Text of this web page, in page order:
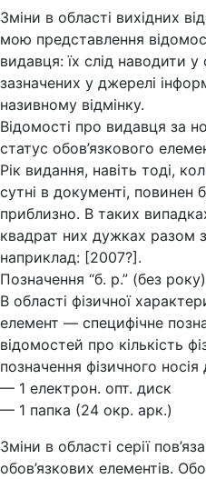
Зміни в області вихідних
мою представлення
видавця: їх слід наводити у
зазначених у джерелі
називному відмінку.
Відомості про видавця за
статус обов’язкового
Рік видання, навіть тоді,
сутні в документі, повинен
приблизно. В таких
квадрат них дужках разом
наприклад: [2007?].
Позначення “б. р.” (без
В області фізичної
елемент — специфічне
відомостей про кількість
позначення фізичного
— 1 електрон. опт. диск
— 1 папка (24 окр. арк.)
Зміни в області серії
обов’язкових елементів.